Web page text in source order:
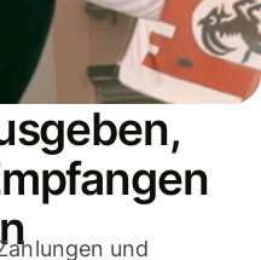
und